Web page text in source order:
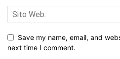
Save my name, email, and
next time I comment.